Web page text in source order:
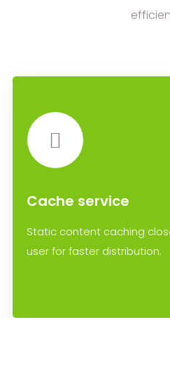
Cache service
Static content caching
user for faster distribution.